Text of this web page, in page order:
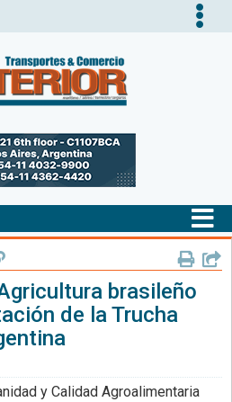
brasileño
de la Trucha
y Calidad Agroalimentaria